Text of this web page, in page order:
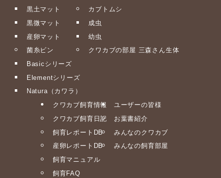
黒土マット
黒微マット
産卵マット
菌糸ビン
Basicシリーズ
Elementシリーズ
Natura（カワラ）
カブトムシ
成虫
幼虫
クワカブの部屋 三森さん生体
クワカブ飼育情報
クワカブ飼育日記
飼育レポートDB
産卵レポートDB
飼育マニュアル
飼育FAQ
ユーザーの皆様
お葉書紹介
みんなのクワカブ
みんなの飼育部屋